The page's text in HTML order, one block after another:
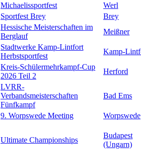
Michaelissportfest
Werl
Sportfest Brey
Brey
Hessische Meisterschaften im
Berglauf
Meißner
Stadtwerke Kamp-Lintfort
Herbstsportfest
Kamp-
Kreis-Schülermehrkampf-Cup
2026 Teil 2
Herford
LVRR-
Verbandsmeisterschaften
Fünfkampf
Bad Ems
9. Worpswede Meeting Worpswede
Ultimate Championships
Budapest
(Ungarn)